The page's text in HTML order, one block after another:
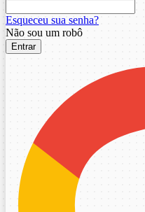
Esqueceu sua senha?
Não sou um robô
Entrar